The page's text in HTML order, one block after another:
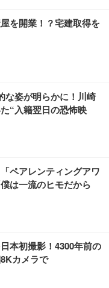
ア (ブラック)
クチェア 疲れない テレ
スト 30度ロッキング機
90度跳ね上げ式アーム
ア (ホワイト)
デスクチェア 肘なし メ
ート付き 腰サポート ガ
ャスター付き コンパク
96cm テレワーク 在宅
| 映画館のような4K
アプレイヤー
ット) 第5世代 - Alex
サウンド｜チャコール
| 映画館のような4K
アプレイヤー
ット) 第5世代 - Alex
サウンド｜チャコール
を開業！？宅建取得を
な姿が明らかに！川崎
“入籍翌日の恐怖映
ペアレンティングアワ
は一流のヒモだから
本初撮影！4300年前の
カメラで